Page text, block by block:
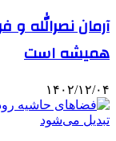
آرمان نصرالله و
همیشه است
۱۴۰۲/۱۲/۰۴